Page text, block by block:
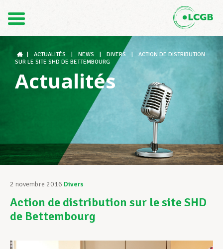
DE
Le LCGB
Structures syndicales
Assistance au Travail
Vos droits
ACTUALITÉS NEWS DIVERS
ACTION DE DISTRIBUTION
SUR LE SITE SHD DE BETTEMBOURG
Actualités
2 novembre 2016 Divers
Action de distribution sur le site SHD
de Bettembourg